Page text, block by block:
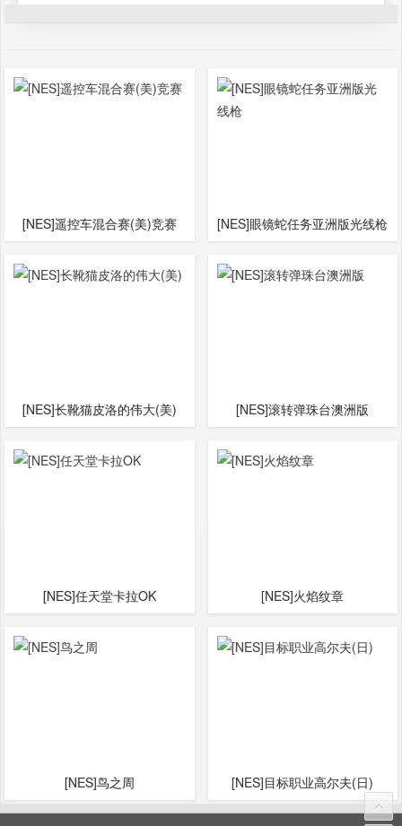
[NES]遥控车混合赛(美)竞赛 [NES]眼镜蛇任务亚洲版光线枪
[NES]长靴猫皮洛的伟大(美) [NES]滚转弹珠台澳洲版
[NES]任天堂卡拉OK [NES]火焰纹章
[NES]鸟之周 [NES]目标职业高尔夫(日)